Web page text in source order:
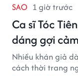
SAO 1 giờ trước
Ca sĩ Tóc
dáng gợi cảm
Nhiều khán giả
cách thời trang